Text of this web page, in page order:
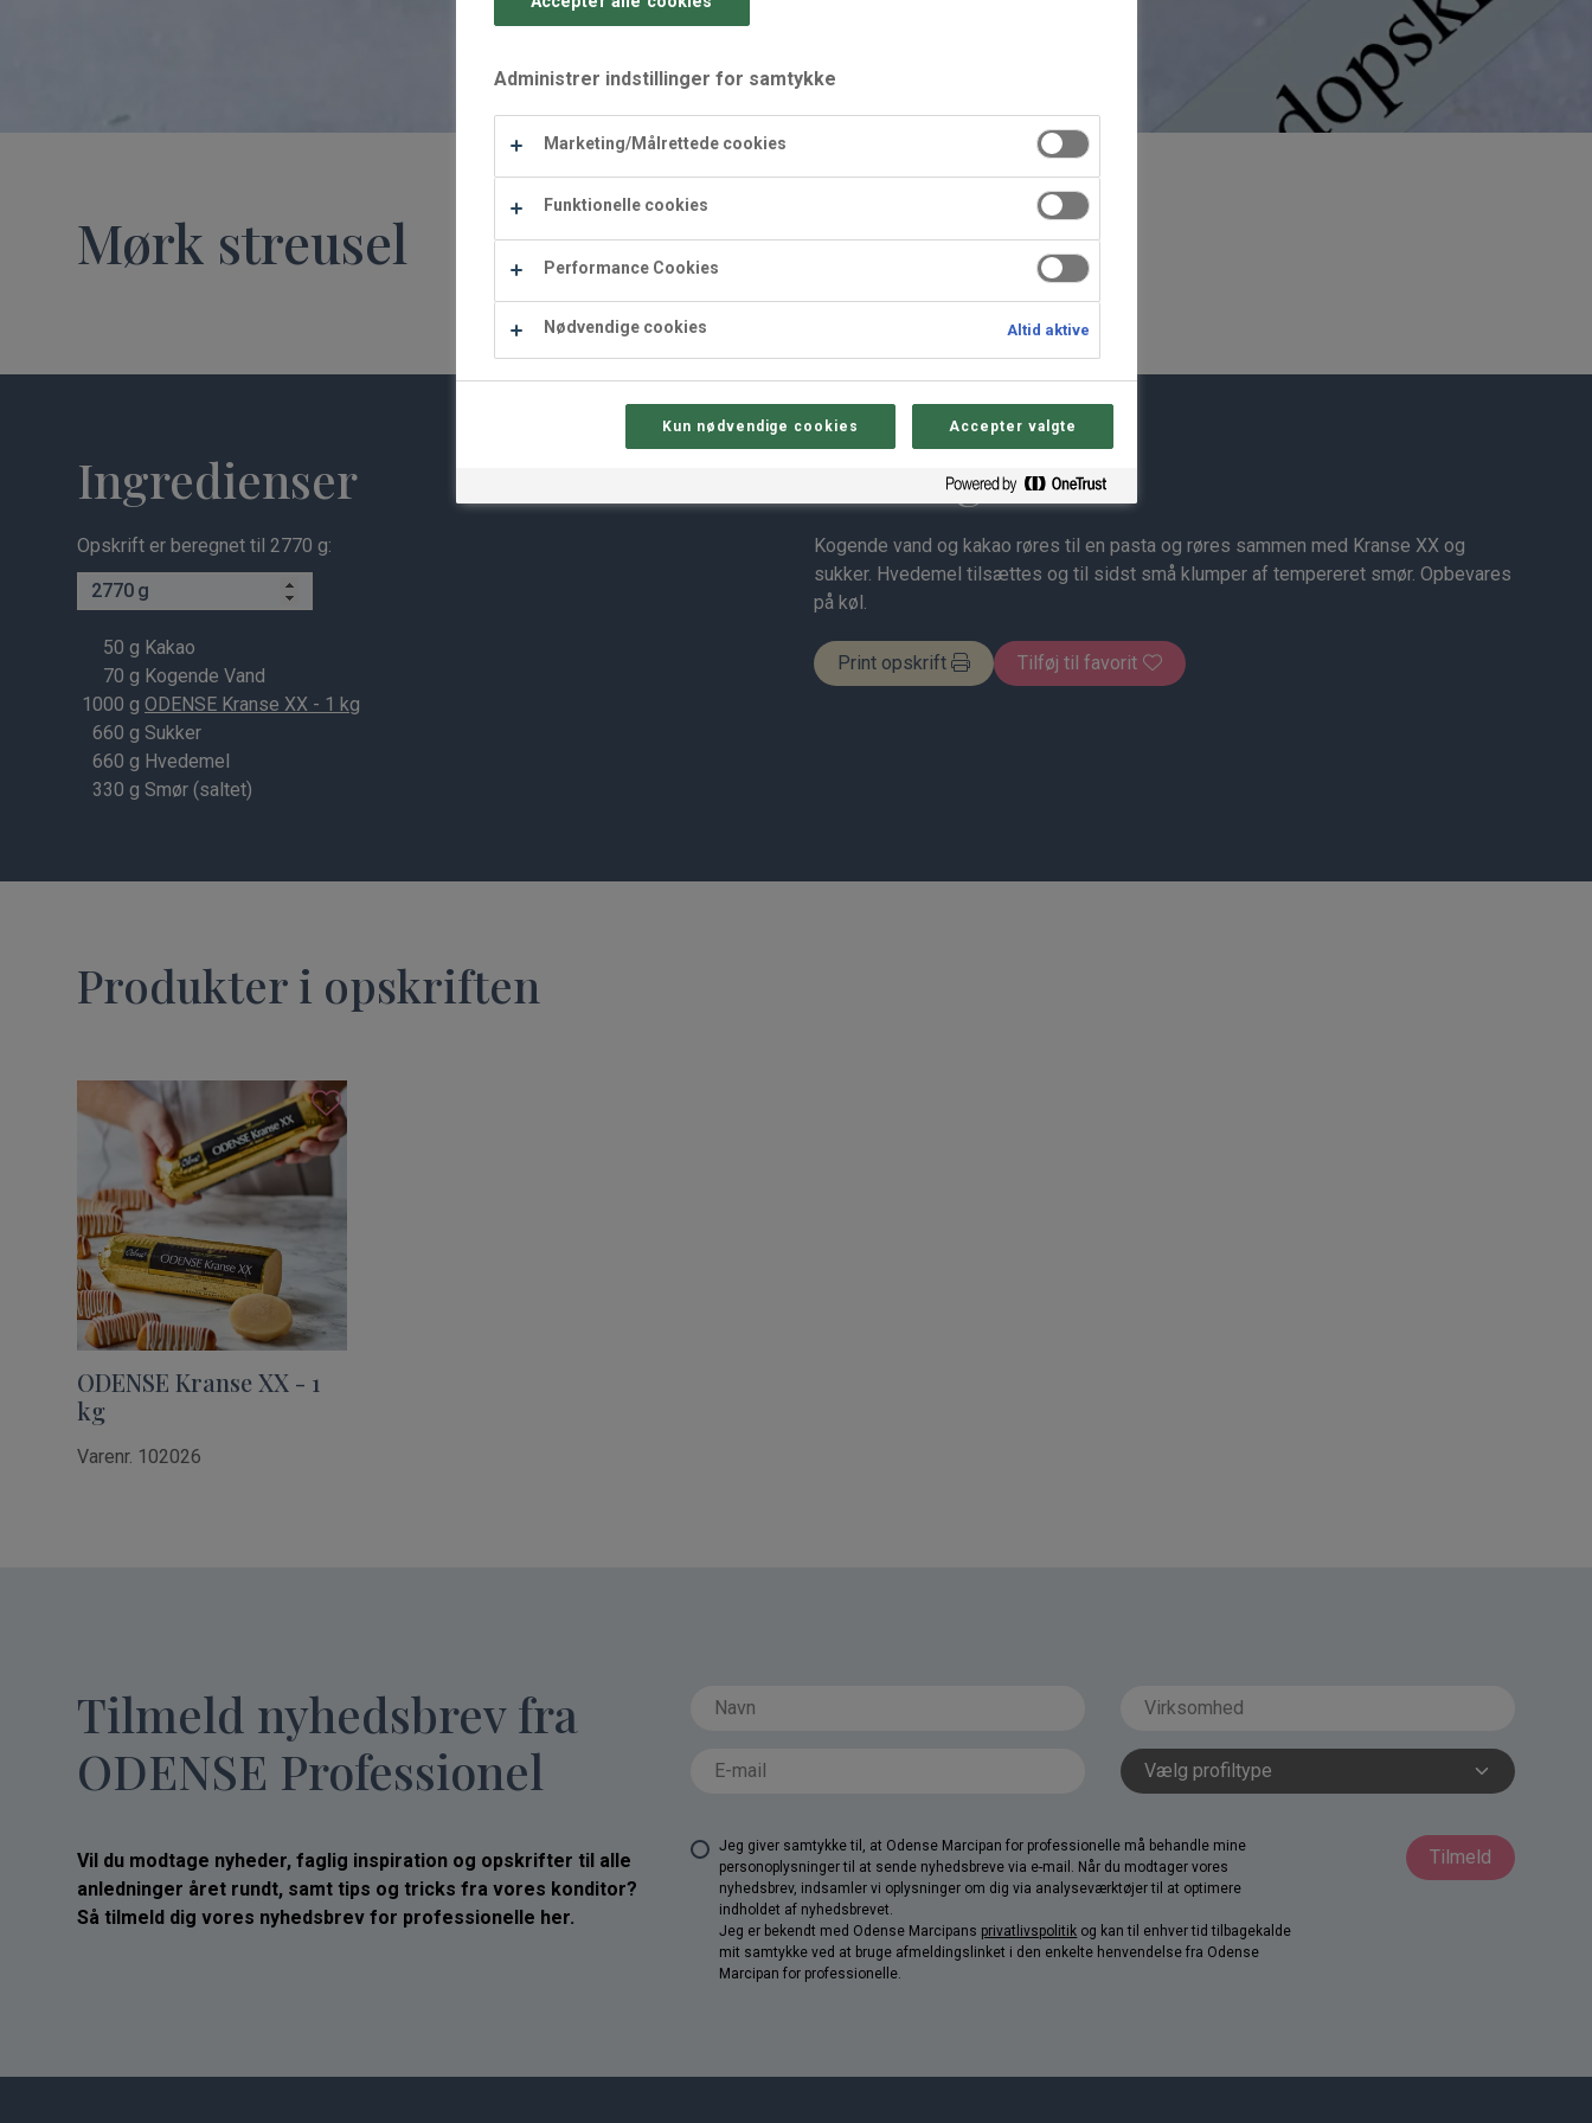
Mørk streusel
Ingredienser
Opskrift er beregnet til 2770 g:
g
50 g Kakao
70 g Kogende Vand
1000 g ODENSE Kranse XX - 1 kg
660 g Sukker
660 g Hvedemel
330 g Smør (saltet)
Sådan gør du
Kogende vand og kakao røres til en pasta og røres sammen med Kranse XX og
sukker. Hvedemel tilsættes og til sidst små klumper af tempereret smør. Opbevares
på køl.
Print opskrift Tilføj til favorit
Produkter i opskriften
ODENSE Kranse XX - 1
kg
Varenr. 102026
Tilmeld nyhedsbrev fra
ODENSE Professionel
Vil du modtage nyheder, faglig inspiration og opskrifter til alle
anledninger året rundt, samt tips og tricks fra vores konditor?
Så tilmeld dig vores nyhedsbrev for professionelle her.
Jeg giver samtykke til, at Odense Marcipan for professionelle må behandle mine
personoplysninger til at sende nyhedsbreve via e-mail. Når du modtager vores
nyhedsbrev, indsamler vi oplysninger om dig via analyseværktøjer til at optimere
indholdet af nyhedsbrevet.
Jeg er bekendt med Odense Marcipans privatlivspolitik og kan til enhver tid tilbagekalde
mit samtykke ved at bruge afmeldingslinket i den enkelte henvendelse fra Odense
Marcipan for professionelle.
Tilmeld
Administrer indstillinger for samtykke
Marketing/Målrettede cookies
Funktionelle cookies
Performance Cookies
Nødvendige cookies Altid aktive
Kun nødvendige cookies Accepter valgte